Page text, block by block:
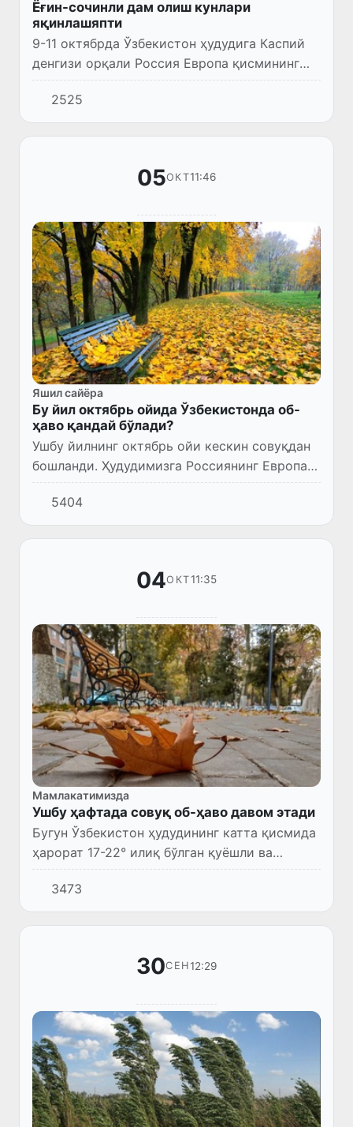
Ёғин-сочинли дам олиш кунлари
яқинлашяпти
9-11 октябрда Ўзбекистон ҳудудига Каспий
денгизи орқали Россия Европа қисмининг
(Москва вилояти) устида шаклланган совуқ
ва нам ҳаво массалари кириб келади.
2525
05ОКТ11:46
Яшил сайёра
Бу йил октябрь ойида Ўзбекистонда об-
ҳаво қандай бўлади?
Ушбу йилнинг октябрь ойи кескин совуқдан
бошланди. Ҳудудимизга Россиянинг Европа
ҳудудининг Марказий қисмидан келган совуқ
ҳаво массаси ҳаво ҳароратини бирданига
10-12° га пасайтир...
5404
04ОКТ11:35
Мамлакатимизда
Ушбу ҳафтада совуқ об-ҳаво давом этади
Бугун Ўзбекистон ҳудудининг катта қисмида
ҳарорат 17-22° илиқ бўлган қуёшли ва
нисбатан илиқ об-ҳаво бўлиши кутилади.
3473
30СЕН12:29